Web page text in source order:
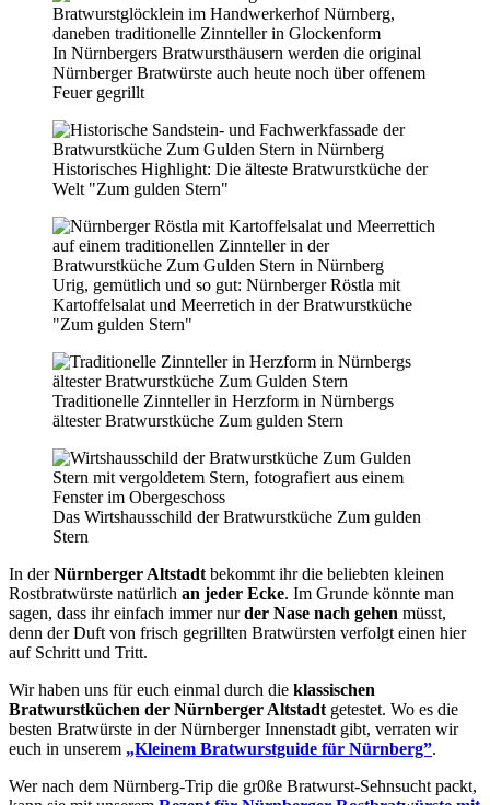
In Nürnbergers Bratwursthäusern werden die original
Nürnberger Bratwürste auch heute noch über offenem
Feuer gegrillt
Historisches Highlight: Die älteste Bratwurstküche der
Welt "Zum gulden Stern"
Urig, gemütlich und so gut: Nürnberger Röstla mit
Kartoffelsalat und Meerretich in der Bratwurstküche
"Zum gulden Stern"
Traditionelle Zinnteller in Herzform in Nürnbergs
ältester Bratwurstküche Zum gulden Stern
Das Wirtshausschild der Bratwurstküche Zum gulden
Stern
In derNürnberger Altstadt bekommt ihr die beliebten kleinen
Rostbratwürste natürlich an jeder Ecke. Im Grunde könnte man
sagen, dass ihr einfach immer nurder Nase nach gehen müsst,
denn der Duft von frisch gegrillten Bratwürsten verfolgt einen hier
auf Schritt und Tritt.
Wir haben uns für euch einmal durch die klassischen
Bratwurstküchen der Nürnberger Altstadt getestet. Wo es die
besten Bratwürste in der Nürnberger Innenstadt gibt, verraten wir
euch in unserem „Kleinem Bratwurstguide für Nürnberg”.
Wer nach dem Nürnberg-Trip die gr0ße Bratwurst-Sehnsucht packt,